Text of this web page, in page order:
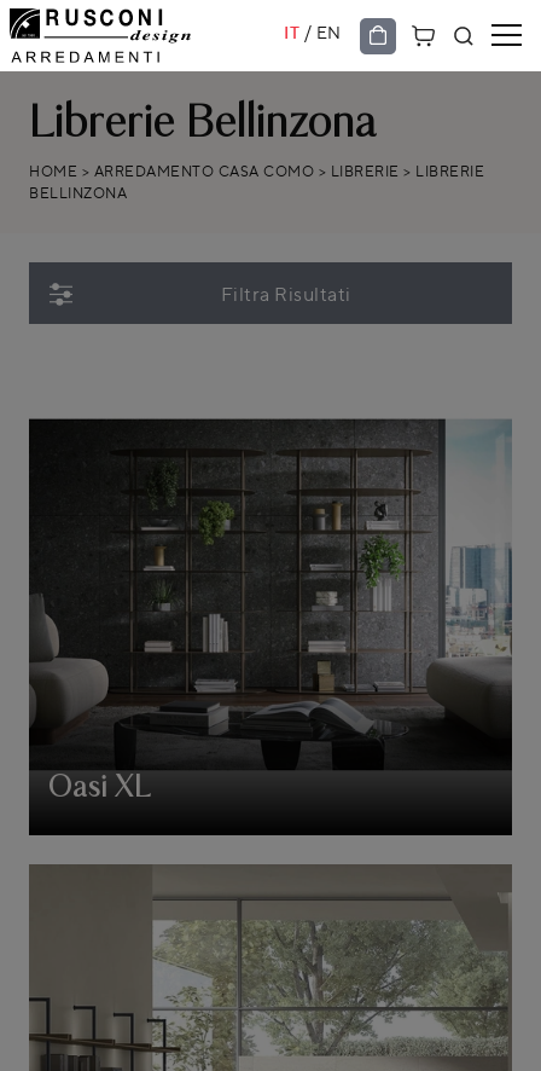
IT / EN
Librerie Bellinzona
HOME > ARREDAMENTO CASA COMO > LIBRERIE > LIBRERIE
BELLINZONA
Filtra Risultati
Oasi XL